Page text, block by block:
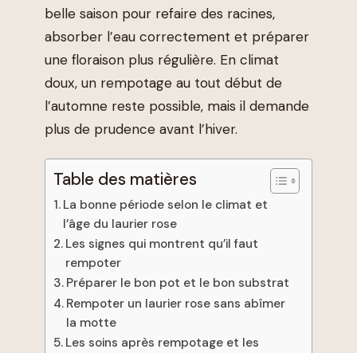
belle saison pour refaire des racines,
absorber l’eau correctement et préparer
une floraison plus régulière. En climat
doux, un rempotage au tout début de
l’automne reste possible, mais il demande
plus de prudence avant l’hiver.
Table des matières
La bonne période selon le climat et
l’âge du laurier rose
Les signes qui montrent qu’il faut
rempoter
Préparer le bon pot et le bon substrat
Rempoter un laurier rose sans abîmer
la motte
Les soins après rempotage et les